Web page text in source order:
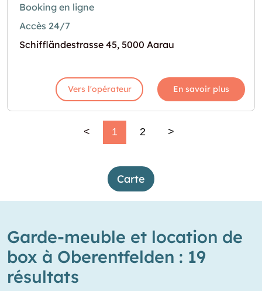
Booking en ligne
Accès 24/7
Schiffländestrasse 45, 5000 Aarau
Vers l'opérateur En savoir plus
< 1 2 >
Carte
Garde-meuble et location de
box à Oberentfelden : 19
résultats